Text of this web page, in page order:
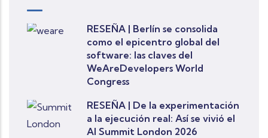
RESEÑA | Berlín se consolida
como el epicentro global del
software: las claves del
WeAreDevelopers World
Congress
RESEÑA | De la experimentación
a la ejecución real: Así se vivió el
AI Summit London 2026